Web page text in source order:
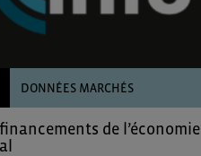
DONNÉES MARCHÉS
de l’économie